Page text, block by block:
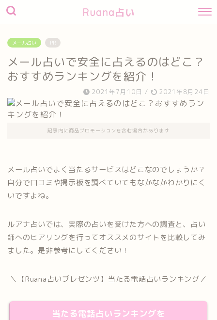
Ruana占い
メール占い PR
メール占いで安全に占えるのはどこ？
おすすめランキングを紹介！
2021年7月10日 / 2021年8月24日
記事内に商品プロモーションを含む場合があります
メール占いでよく当たるサービスはどこなのでしょうか？
自分で口コミや掲示板を調べていてもなかなかわかりにく
いですよね。
ルアナ占いでは、実際の占いを受けた方への調査と、占い
師へのヒアリングを行ってオススメのサイトを比較してみ
ました。是非参考にしてください！
＼【Ruana占いプレゼンツ】当たる電話占いランキング／
当たる電話占いランキングを